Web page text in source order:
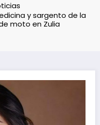
y sargento de la
moto en Zulia